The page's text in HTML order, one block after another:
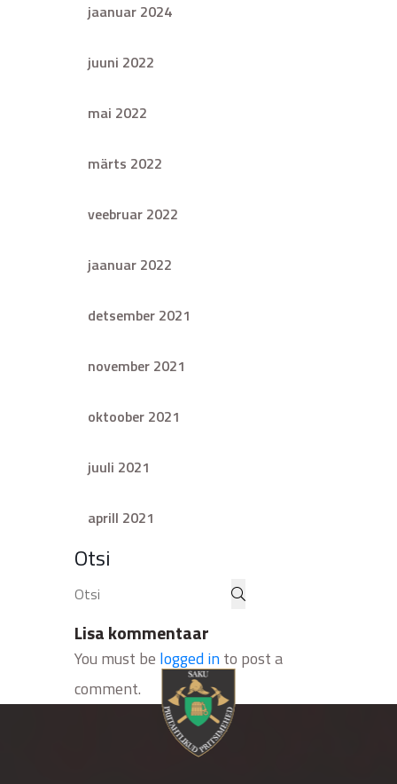
jaanuar 2024
juuni 2022
mai 2022
märts 2022
veebruar 2022
jaanuar 2022
detsember 2021
november 2021
oktoober 2021
juuli 2021
aprill 2021
Otsi
Lisa kommentaar
You must be logged into post a
comment.